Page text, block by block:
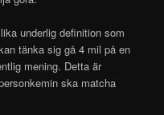
underlig definition som
tänka sig gå 4 mil på en
mening. Detta är
ska matcha